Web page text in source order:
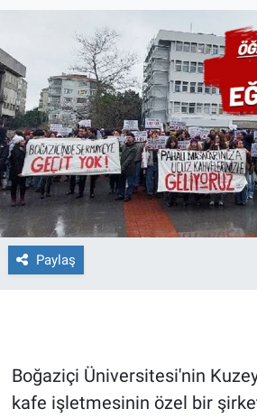
Paylaş
Boğaziçi Üniversitesi'nin
kafe işletmesinin özel bir
Eğlence
Ekonomi
Forum
Gerçeğin İzinde
Gün Başlıyor
Gündem Özel